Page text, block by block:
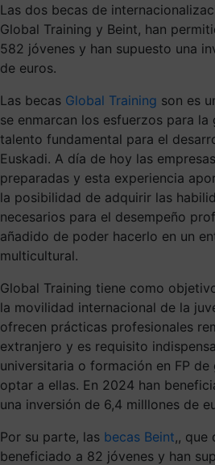
Las dos becas de
Global Training y Beint, han
582 jóvenes y han supuesto una
de euros.
Las becas Global Training son es
se enmarcan los esfuerzos para la
talento fundamental para el
Euskadi. A día de hoy las
preparadas y esta experiencia
la posibilidad de adquirir las
necesarios para el desempeño
añadido de poder hacerlo en un
multicultural.
Global Training tiene como
la movilidad internacional de la
ofrecen prácticas profesionales
extranjero y es requisito
universitaria o formación en FP
optar a ellas. En 2024 han
una inversión de 6,4 milllones de
Por su parte, las becas Beint,, que
beneficiado a 82 jóvenes y han